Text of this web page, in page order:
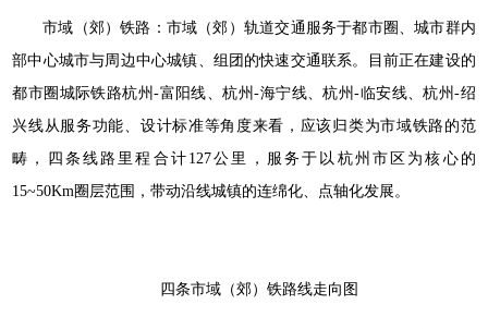
市域（郊）铁路：市域（郊）轨道交通服务于都市圈、城市群内
部中心城市与周边中心城镇、组团的快速交通联系。目前正在建设的
都市圈城际铁路杭州-富阳线、杭州-海宁线、杭州-临安线、杭州-绍
兴线从服务功能、设计标准等角度来看，应该归类为市域铁路的范
畴，四条线路里程合计127公里，服务于以杭州市区为核心的
15~50Km圈层范围，带动沿线城镇的连绵化、点轴化发展。
四条市域（郊）铁路线走向图